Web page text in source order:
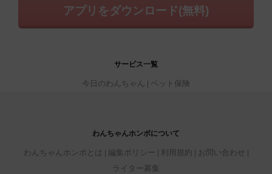
アプリをダウンロード(無料)
サービス一覧
今日のわんちゃん ペット保険
わんちゃんホンポについて
わんちゃんホンポとは 編集ポリシー 利用規約
お問い合わせ
ライター募集